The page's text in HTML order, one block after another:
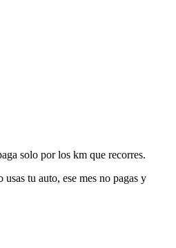
solo por los km que recorres.
tu auto, ese mes no pagas y